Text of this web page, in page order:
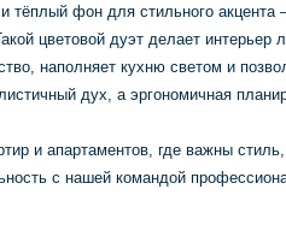
фон для стильного акцента
цветовой дуэт делает интерьер
наполняет кухню светом и
дух, а эргономичная
и апартаментов, где важны
с нашей командой